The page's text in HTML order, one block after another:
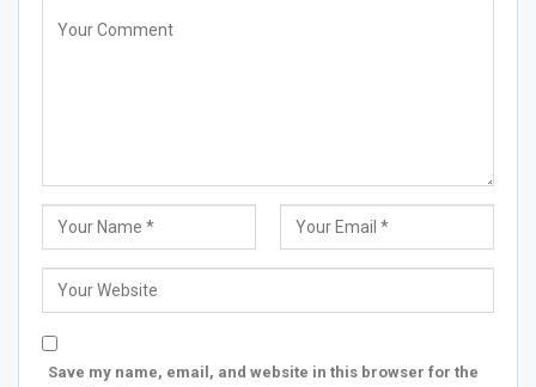
Save my name, email, and website in this browser for the